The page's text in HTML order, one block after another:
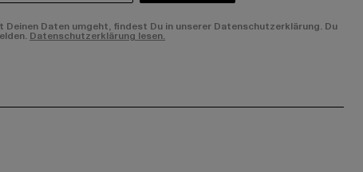
Daten umgeht, findest Du in unserer Datenschutzerklärung. Du
Datenschutzerklärung lesen.